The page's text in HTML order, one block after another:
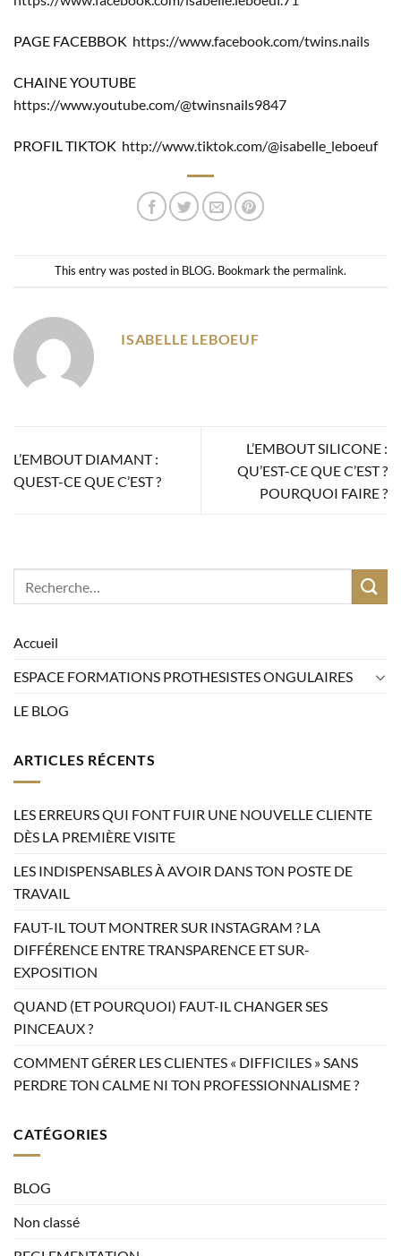
PAGE FACEBBOK https://www.facebook.com/twins.nails
CHAINE YOUTUBE
https://www.youtube.com/@twinsnails9847
PROFIL TIKTOK http://www.tiktok.com/@isabelle_leboeuf
This entry was posted in BLOG. Bookmark the permalink.
ISABELLE LEBOEUF
L’EMBOUT DIAMANT :
QUEST-CE QUE C’EST ?
L’EMBOUT SILICONE :
QU’EST-CE QUE C’EST ?
POURQUOI FAIRE ?
Accueil
ESPACE FORMATIONS PROTHESISTES ONGULAIRES
LE BLOG
ARTICLES RÉCENTS
LES ERREURS QUI FONT FUIR UNE NOUVELLE CLIENTE
DÈS LA PREMIÈRE VISITE
LES INDISPENSABLES À AVOIR DANS TON POSTE DE
TRAVAIL
FAUT-IL TOUT MONTRER SUR INSTAGRAM ? LA
DIFFÉRENCE ENTRE TRANSPARENCE ET SUR-
EXPOSITION
QUAND (ET POURQUOI) FAUT-IL CHANGER SES
PINCEAUX ?
COMMENT GÉRER LES CLIENTES « DIFFICILES » SANS
PERDRE TON CALME NI TON PROFESSIONNALISME ?
CATÉGORIES
BLOG
Non classé